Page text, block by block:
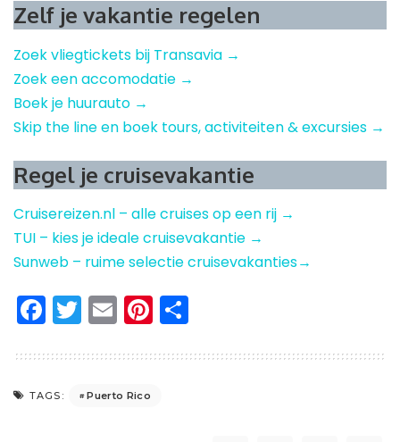
Zelf je vakantie regelen
Zoek vliegtickets bij Transavia →
Zoek een accomodatie →
Boek je huurauto →
Skip the line en boek tours, activiteiten & excursies →
Regel je cruisevakantie
Cruisereizen.nl – alle cruises op een rij →
TUI – kies je ideale cruisevakantie →
Sunweb – ruime selectie cruisevakanties→
Facebook
Twitter
EmailPinterest
TAGS: Puerto Rico